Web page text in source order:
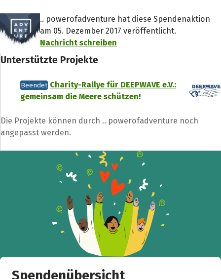
.. powerofadventure hat diese Spendenaktion
am 05. Dezember 2017 veröffentlicht.
Nachricht schreiben
Unterstützte Projekte
Beendet Charity-Rallye für DEEPWAVE e.V.:
gemeinsam die Meere schützen!
Die Projekte können durch .. powerofadventure noch
angepasst werden.
Spendenübersicht